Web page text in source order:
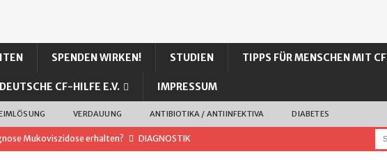
SPENDEN WIRKEN! STUDIEN TIPPS FÜR MENSCHEN MIT CF
DEUTSCHE CF-HILFE E.V. IMPRESSUM
VERDAUUNG ANTIBIOTIKA / ANTIINFEKTIVA DIABETES
Mukoviszidose erhalten? DIAGNOSTIK